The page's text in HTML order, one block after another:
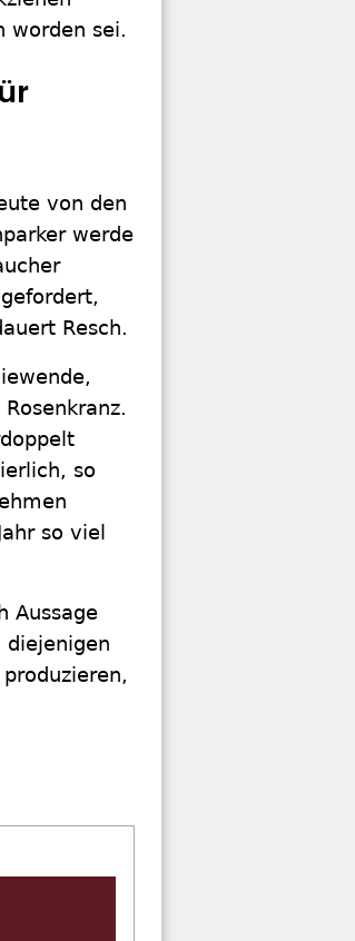
worden sei.
von den
werde
Resch.
so
so viel
Aussage
diejenigen